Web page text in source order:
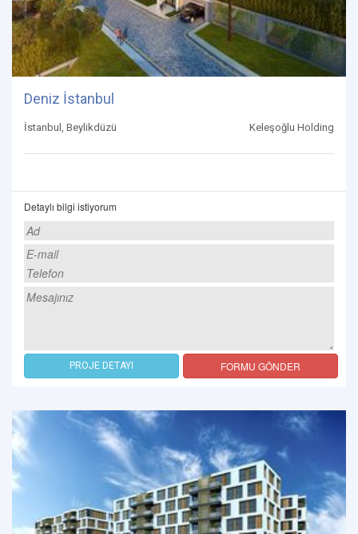
Deniz İstanbul
İstanbul, Beylikdüzü Keleşoğlu Holding
Detaylı bilgi istiyorum
PROJE DETAYI FORMU GÖNDER